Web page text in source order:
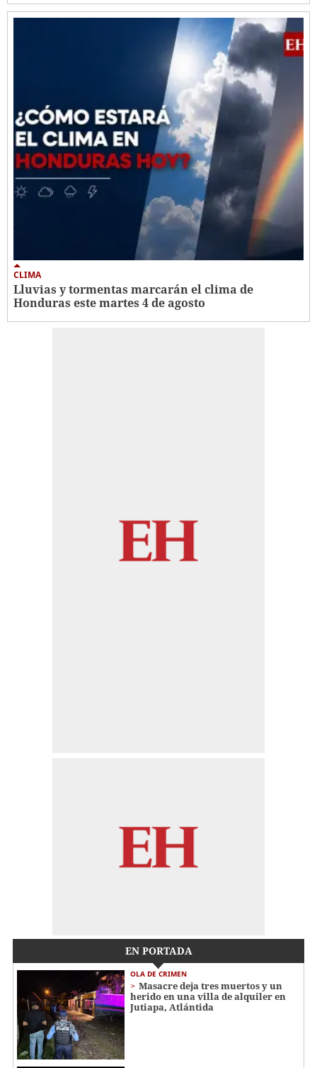
CLIMA
Lluvias y tormentas marcarán el clima de
Honduras este martes 4 de agosto
EN PORTADA
OLA DE CRIMEN
Masacre deja tres muertos y un
herido en una villa de alquiler en
Jutiapa, Atlántida